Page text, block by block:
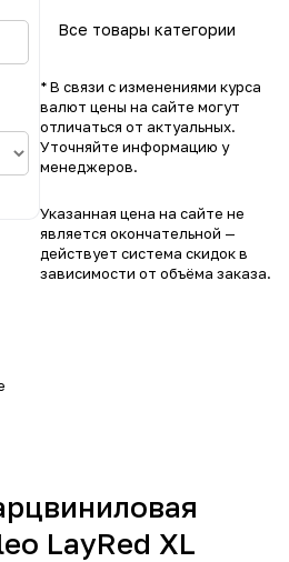
Все товары категории
* В связи с изменениями курса
валют цены на сайте могут
отличаться от актуальных.
Уточняйте информацию у
менеджеров.
Указанная цена на сайте не
является окончательной —
действует система скидок в
зависимости от объёма заказа.
LayRed XL